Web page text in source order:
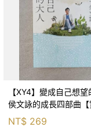
【XY4】變成自己想望
侯文詠的成長四部曲【
己】_侯文詠
NT$ 269